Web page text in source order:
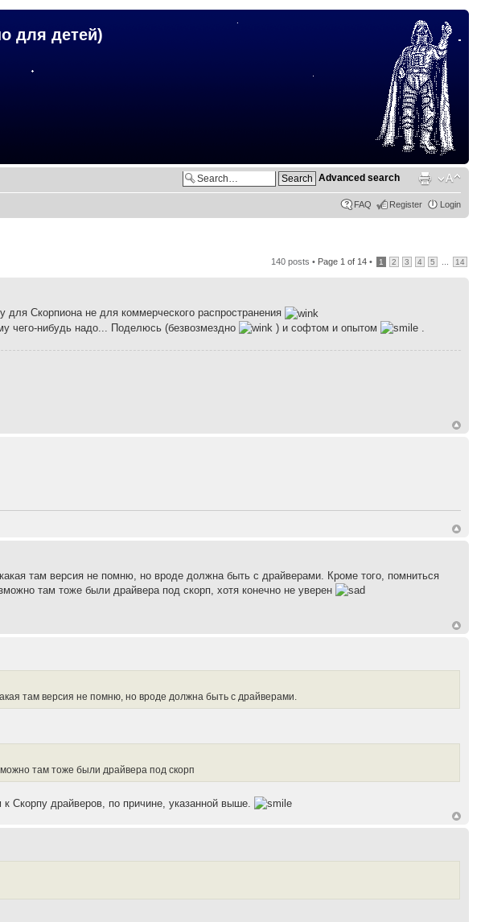
для детей)
Advanced search
FAQ Register Login
140 posts • Page 1 of 14 • 1 2 3 4 5 14
Скорпиона не для коммерческого распространения
чего-нибудь надо... Поделюсь (безвозмездно
) и софтом и опытом
там версия не помню, но вроде должна быть с драйверами. Кроме того, помниться
там тоже были драйвера под скорп, хотя конечно не уверен
там версия не помню, но вроде должна быть с драйверами.
там тоже были драйвера под скорп
драйверов, по причине, указанной выше.